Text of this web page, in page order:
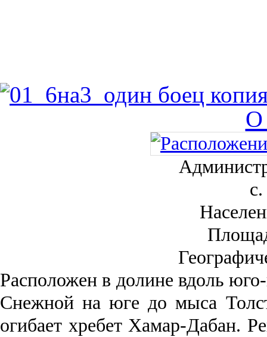
О
Рас­положен в долине вдоль
Снежной на юге до мыса
огибает хребет Хамар-Дабан.